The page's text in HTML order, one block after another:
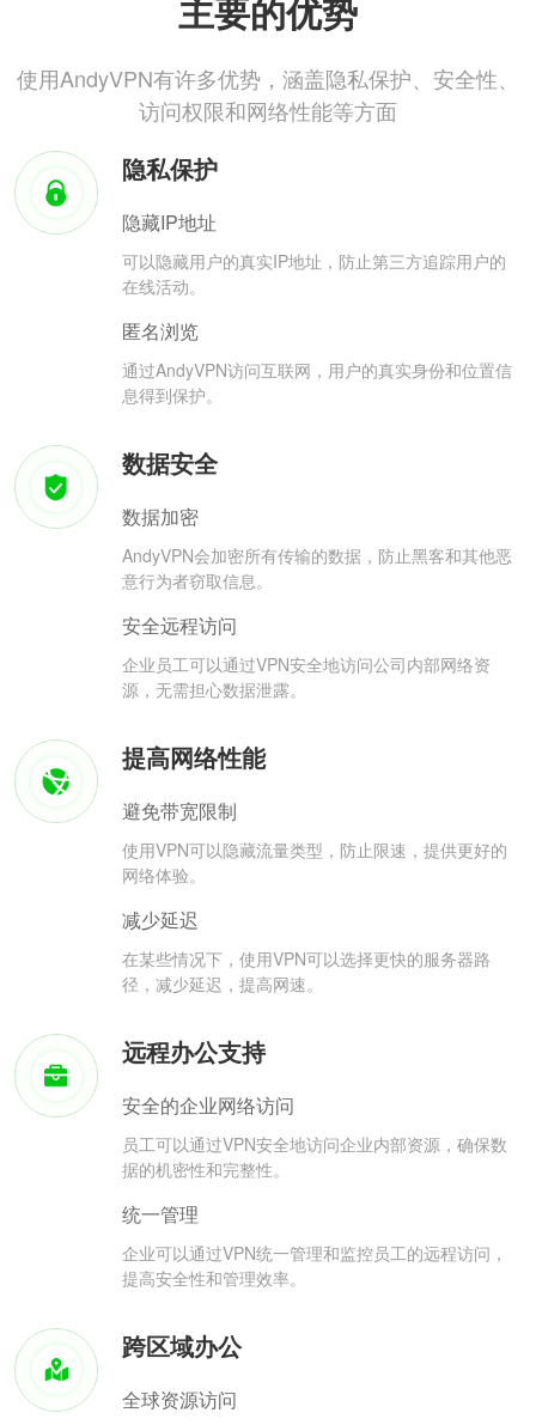
主要的优势
使用AndyVPN有许多优势，涵盖隐私保护、安全性、
访问权限和网络性能等方面
隐私保护
隐藏IP地址
可以隐藏用户的真实IP地址，防止第三方追踪用户的
在线活动。
匿名浏览
通过AndyVPN访问互联网，用户的真实身份和位置信
息得到保护。
数据安全
数据加密
AndyVPN会加密所有传输的数据，防止黑客和其他恶
意行为者窃取信息。
安全远程访问
企业员工可以通过VPN安全地访问公司内部网络资
源，无需担心数据泄露。
提高网络性能
避免带宽限制
使用VPN可以隐藏流量类型，防止限速，提供更好的
网络体验。
减少延迟
在某些情况下，使用VPN可以选择更快的服务器路
径，减少延迟，提高网速。
远程办公支持
安全的企业网络访问
员工可以通过VPN安全地访问企业内部资源，确保数
据的机密性和完整性。
统一管理
企业可以通过VPN统一管理和监控员工的远程访问，
提高安全性和管理效率。
跨区域办公
全球资源访问